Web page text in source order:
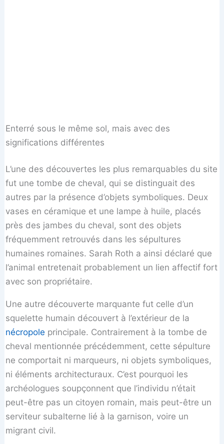
Enterré sous le même sol, mais avec des
significations différentes
L’une des découvertes les plus remarquables du site
fut une tombe de cheval, qui se distinguait des
autres par la présence d’objets symboliques. Deux
vases en céramique et une lampe à huile, placés
près des jambes du cheval, sont des objets
fréquemment retrouvés dans les sépultures
humaines romaines. Sarah Roth a ainsi déclaré que
l’animal entretenait probablement un lien affectif fort
avec son propriétaire.
Une autre découverte marquante fut celle d’un
squelette humain découvert à l’extérieur de la
nécropole principale. Contrairement à la tombe de
cheval mentionnée précédemment, cette sépulture
ne comportait ni marqueurs, ni objets symboliques,
ni éléments architecturaux. C’est pourquoi les
archéologues soupçonnent que l’individu n’était
peut-être pas un citoyen romain, mais peut-être un
serviteur subalterne lié à la garnison, voire un
migrant civil.